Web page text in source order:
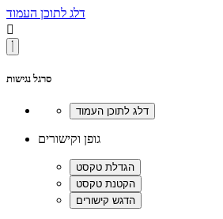
דלג לתוכן העמוד

סרגל נגישות
גופן וקישורים